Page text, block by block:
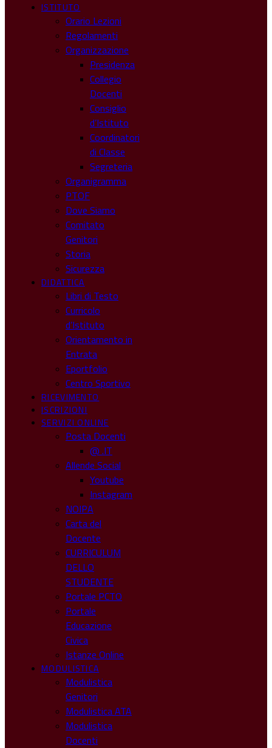
ISTITUTO
Orario Lezioni
Regolamenti
Organizzazione
Presidenza
Collegio
Docenti
Consiglio
d’Istituto
Coordinatori
di Classe
Segreteria
Organigramma
PTOF
Dove Siamo
Comitato
Genitori
Storia
Sicurezza
DIDATTICA
Libri di Testo
Curricolo
d’Istituto
Orientamento in
Entrata
Eportfolio
Centro Sportivo
RICEVIMENTO
ISCRIZIONI
SERVIZI ONLINE
Posta Docenti
@ .IT
Allende Social
Youtube
Instagram
NOIPA
Carta del
Docente
CURRICULUM
DELLO
STUDENTE
Portale PCTO
Portale
Educazione
Civica
Istanze Online
MODULISTICA
Modulistica
Genitori
Modulistica ATA
Modulistica
Docenti